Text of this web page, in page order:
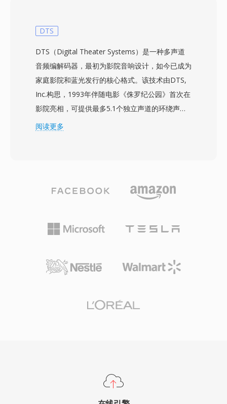
部,它消除了播放陌生文件时的猜测问题 — 这在标
的解码效率也很高,在当时的 286 和 386 处理器上
无需解压缩且 CPU 开销极小。SNDT 文件曾作为
早期 PC 游戏和多媒体演示的基础构件,当时开发
者需要在有限的 Sound Blaster 硬件生态系统中
实现可靠的音频播放。如今,SNDT 存留在复古软
件存档中,SoX 可将其转换为现代格式。
DTS
DTS（Digital Theater Systems）是一种多声道
音频编解码器，最初为影院音响设计，如今已成为
家庭影院和蓝光发行的核心格式。该技术由DTS,
Inc.构思，1993年伴随电影《侏罗纪公园》首次在
影院亮相，可提供最多5.1个独立声道的环绕声，
比特率通常在768 kbps至1.5 Mbps之间。与依赖
版本DTS-HD Master Audio增加了无损扩展层，
势包括在AV接收器、游戏主机和车载信息娱乐系
统中的广泛硬件支持，以及强大的错误隐藏能力，
绕声内容面向物理媒体或高端流媒体发布的用户，
阅读更多